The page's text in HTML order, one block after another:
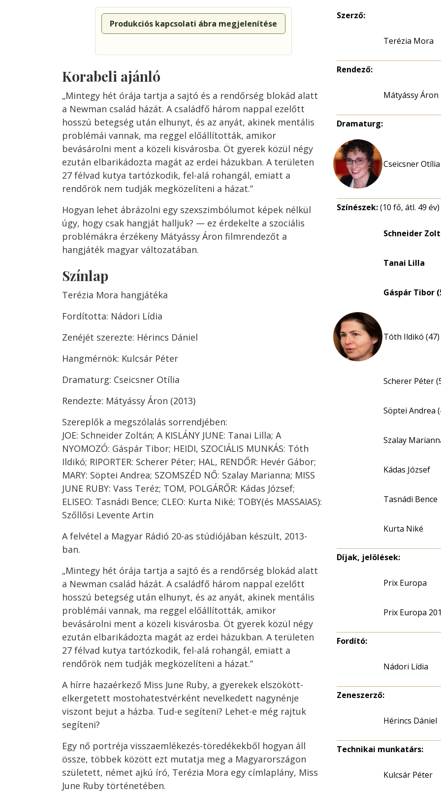
Produkciós kapcsolati ábra megjelenítése
Korabeli ajánló
„Mintegy hét órája tartja a sajtó és a rendőrség blokád alatt
a Newman család házát. A családfő három nappal ezelőtt
hosszú betegség után elhunyt, és az anyát, akinek mentális
problémái vannak, ma reggel előállították, amikor
bevásárolni ment a közeli kisvárosba. Öt gyerek közül négy
ezután elbarikádozta magát az erdei házukban. A területen
27 félvad kutya tartózkodik, fel-alá rohangál, emiatt a
rendőrök nem tudják megközelíteni a házat.”
Hogyan lehet ábrázolni egy szexszimbólumot képek nélkül
úgy, hogy csak hangját halljuk? — ez érdekelte a szociális
problémákra érzékeny Mátyássy Áron filmrendezőt a
hangjáték magyar változatában.
Színlap
Terézia Mora hangjátéka
Fordította: Nádori Lídia
Zenéjét szerezte: Hérincs Dániel
Hangmérnök: Kulcsár Péter
Dramaturg: Cseicsner Otília
Rendezte: Mátyássy Áron (2013)
Szereplők a megszólalás sorrendjében:
JOE: Schneider Zoltán; A KISLÁNY JUNE: Tanai Lilla; A
NYOMOZÓ: Gáspár Tibor; HEIDI, SZOCIÁLIS MUNKÁS: Tóth
Ildikó; RIPORTER: Scherer Péter; HAL, RENDŐR: Hevér Gábor;
MARY: Söptei Andrea; SZOMSZÉD NŐ: Szalay Marianna; MISS
JUNE RUBY: Vass Teréz; TOM, POLGÁRŐR: Kádas József;
ELISEO: Tasnádi Bence; CLEO: Kurta Niké; TOBY(és MASSAIAS):
Szőllősi Levente Artin
A felvétel a Magyar Rádió 20-as stúdiójában készült, 2013-
ban.
„Mintegy hét órája tartja a sajtó és a rendőrség blokád alatt
a Newman család házát. A családfő három nappal ezelőtt
hosszú betegség után elhunyt, és az anyát, akinek mentális
problémái vannak, ma reggel előállították, amikor
bevásárolni ment a közeli kisvárosba. Öt gyerek közül négy
ezután elbarikádozta magát az erdei házukban. A területen
27 félvad kutya tartózkodik, fel-alá rohangál, emiatt a
rendőrök nem tudják megközelíteni a házat.”
A hírre hazaérkező Miss June Ruby, a gyerekek elszökött-
elkergetett mostohatestvérként nevelkedett nagynénje
viszont bejut a házba. Tud-e segíteni? Lehet-e még rajtuk
segíteni?
Egy nő portréja visszaemlékezés-töredékekből hogyan áll
össze, többek között ezt mutatja meg a Magyarországon
született, német ajkú író, Terézia Mora egy címlaplány, Miss
June Ruby történetében.
Szerző:
Terézia Mora
Rendező:
Mátyássy Áron
Dramaturg:
Cseicsner
Színészek:(10 fő, átl. 49 év)
Schneider
Tanai Lilla
Gáspár Tibor
Tóth Ildikó (47)
Scherer Péter
Söptei Andrea
Szalay
Kádas József
Tasnádi Bence
Kurta Niké
Díjak, jelölések:
Prix Europa
Prix Europa
Fordító:
Nádori Lídia
Zeneszerző:
Hérincs Dániel
Technikai munkatárs:
Kulcsár Péter